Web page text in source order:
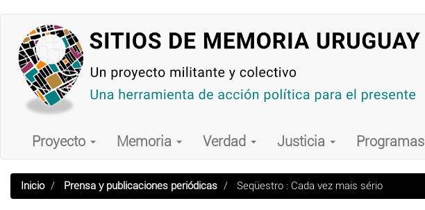
contenido
principal
Main
navigation
Proyecto Memoria Verdad Justicia Programas
Inicio Prensa y publicaciones periódicas Seqüestro : Cada vez mais sério